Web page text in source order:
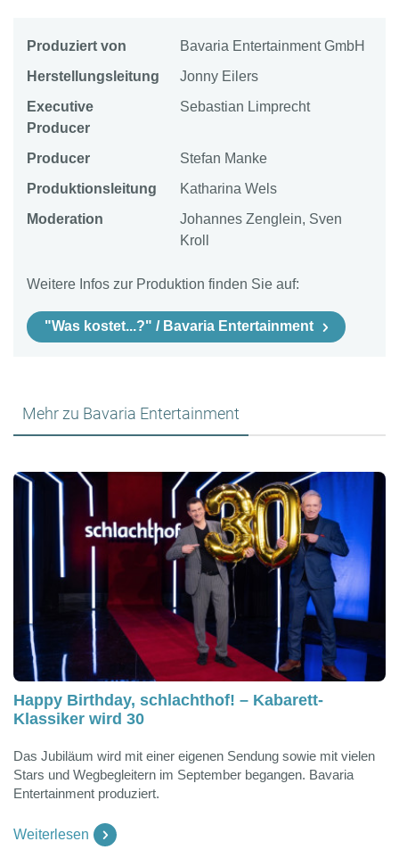
Produziert von
Bavaria Entertainment GmbH
Herstellungsleitung
Jonny Eilers
Executive
Producer
Sebastian Limprecht
Producer
Stefan Manke
Produktionsleitung
Katharina Wels
Moderation
Johannes Zenglein, Sven
Kroll
Weitere Infos zur Produktion finden Sie auf:
"Was kostet...?" / Bavaria Entertainment
Mehr zu Bavaria Entertainment
Happy Birthday, schlachthof! – Kabarett-
Klassiker wird 30
Das Jubiläum wird mit einer eigenen Sendung sowie mit vielen
Stars und Wegbegleitern im September begangen. Bavaria
Entertainment produziert.
Weiterlesen